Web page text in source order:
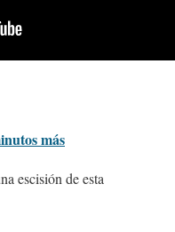
más
escisión de esta